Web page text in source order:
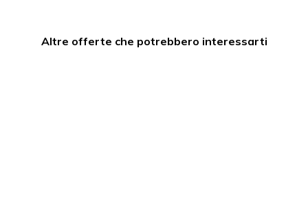
Altre offerte che potrebbero interessarti